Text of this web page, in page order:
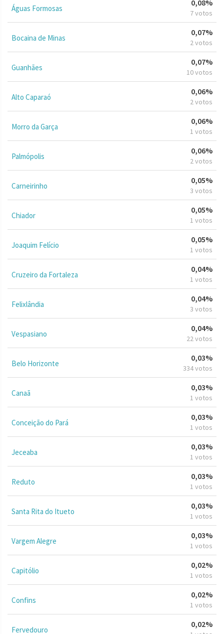
Águas Formosas
0,08%
7 votos
Bocaina de Minas
0,07%
2 votos
Guanhães
0,07%
10 votos
Alto Caparaó
0,06%
2 votos
Morro da Garça
0,06%
1 votos
Palmópolis
0,06%
2 votos
Carneirinho
0,05%
3 votos
Chiador
0,05%
1 votos
Joaquim Felício
0,05%
1 votos
Cruzeiro da Fortaleza
0,04%
1 votos
Felixlândia
0,04%
3 votos
Vespasiano
0,04%
22 votos
Belo Horizonte
0,03%
334 votos
Canaã
0,03%
1 votos
Conceição do Pará
0,03%
1 votos
Jeceaba
0,03%
1 votos
Reduto
0,03%
1 votos
Santa Rita do Itueto
0,03%
1 votos
Vargem Alegre
0,03%
1 votos
Capitólio
0,02%
1 votos
Confins
0,02%
1 votos
Fervedouro
0,02%